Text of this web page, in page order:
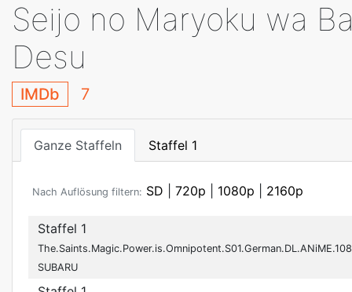
Seijo no Maryoku wa
Desu
IMDb 7
Ganze Staffeln Staffel 1
Nach Auflösung filtern: SD 720p 1080p 2160p
Staffel 1
SUBARU